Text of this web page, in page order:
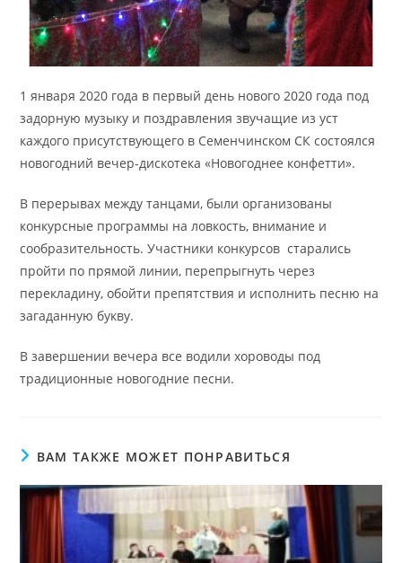
1 января 2020 года в первый день нового 2020 года под
задорную музыку и поздравления звучащие из уст
каждого присутствующего в Семенчинском СК состоялся
новогодний вечер-дискотека «Новогоднее конфетти».
В перерывах между танцами, были организованы
конкурсные программы на ловкость, внимание и
сообразительность. Участники конкурсов старались
пройти по прямой линии, перепрыгнуть через
перекладину, обойти препятствия и исполнить песню на
загаданную букву.
В завершении вечера все водили хороводы под
традиционные новогодние песни.
ВАМ ТАКЖЕ МОЖЕТ ПОНРАВИТЬСЯ